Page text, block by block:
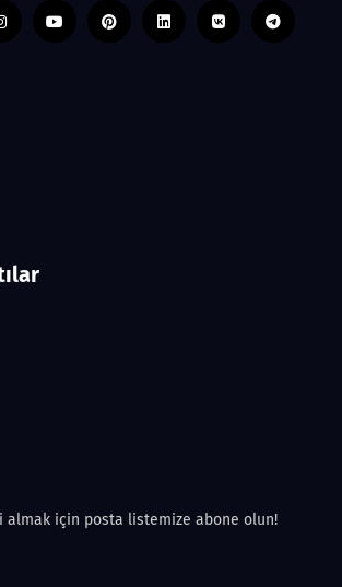
almak için posta listemize abone olun!